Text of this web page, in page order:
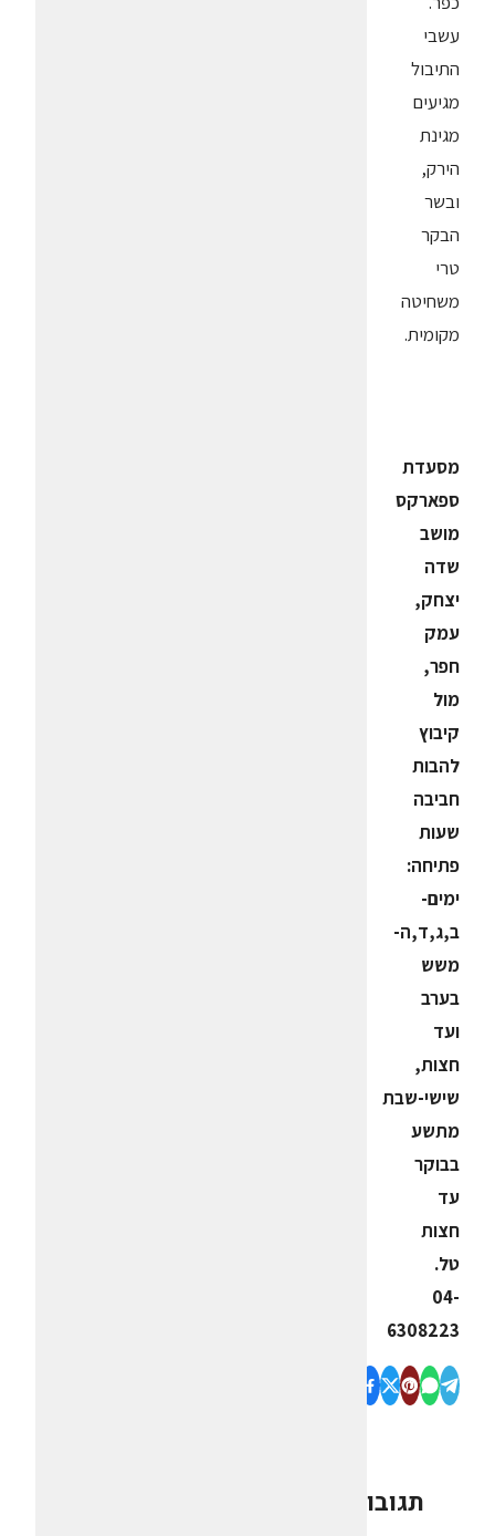
עשבי
התיבול
מגיעים
מגינת
הירק,
ובשר
הבקר
טרי
משחיטה
מקומית.
מסעדת
ספארקס
מושב
שדה
יצחק,
עמק
חפר,
מול
קיבוץ
להבות
חביבה
שעות
פתיחה:
ימים-
ב,ג,ד,ה-
משש
בערב
ועד
חצות,
שישי-שבת
מתשע
בבוקר
עד
חצות
טל.
04-
6308223
תגובות